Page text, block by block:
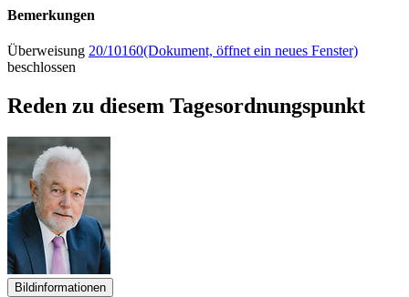
Bemerkungen
Überweisung 20/10160(Dokument, öffnet ein neues Fenster)
beschlossen
Reden zu diesem Tagesordnungspunkt
Bildinformationen